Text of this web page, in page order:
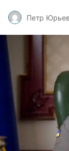
Петр Юрьев